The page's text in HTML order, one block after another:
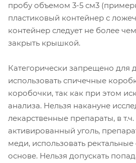
пробу объемом 3-5 см3
пластиковый контейнер с
контейнер следует не более
закрыть крышкой.
Категорически запрещено для
использовать спичечные
коробочки, так как при этом
анализа. Нельзя накануне
лекарственные препараты, в
активированный уголь,
меди, использовать
основе. Нельзя допускать